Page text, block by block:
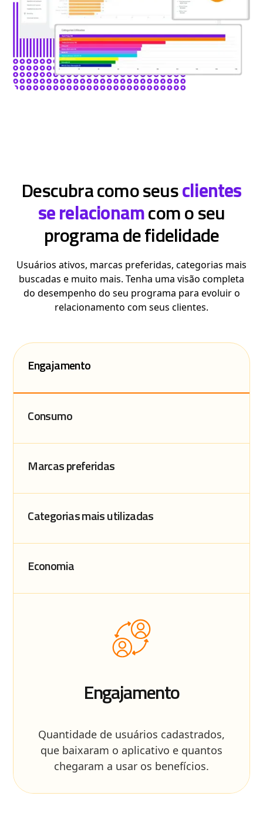
Descubra como seusclientes
se relacionamcom o seu
programa de fidelidade
Usuários ativos, marcas preferidas, categorias mais
buscadas e muito mais. Tenha uma visão completa
do desempenho do seu programa para evoluir o
relacionamento com seus clientes.
Engajamento
Consumo
Marcas preferidas
Categorias mais utilizadas
Economia
Engajamento
Quantidade de usuários cadastrados,
que baixaram o aplicativo e quantos
chegaram a usar os benefícios.